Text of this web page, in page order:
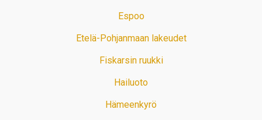
Espoo
Etelä-Pohjanmaan lakeudet
Fiskarsin ruukki
Hailuoto
Hämeenkyrö